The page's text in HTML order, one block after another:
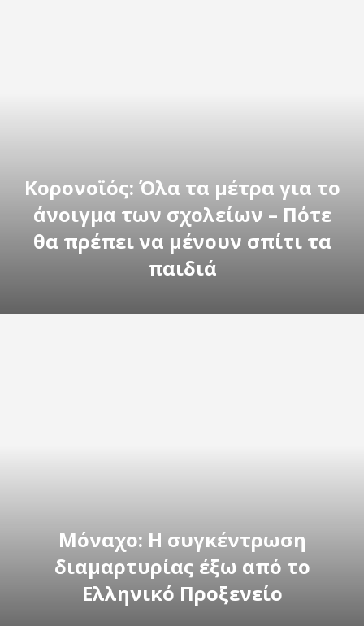
Κορονοϊός: Όλα τα μέτρα για το
άνοιγμα των σχολείων – Πότε
θα πρέπει να μένουν σπίτι τα
παιδιά
Μόναχο: Η συγκέντρωση
διαμαρτυρίας έξω από το
Ελληνικό Προξενείο